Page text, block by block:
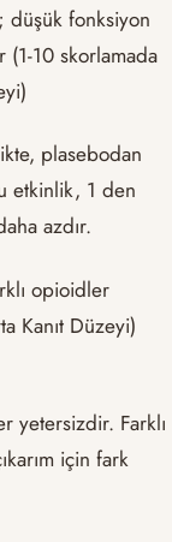
düşük fonksiyon
(1-10 skorlamada
plasebodan
etkinlik, 1 den
azdır.
opioidler
Kanıt Düzeyi)
yetersizdir. Farklı
için fark